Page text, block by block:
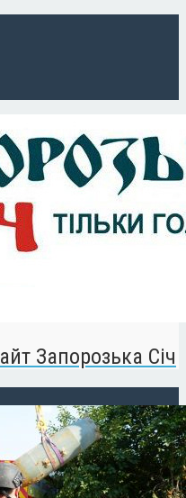
Запорозька Січ